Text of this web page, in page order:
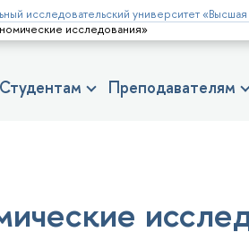
исследовательский университет
исследования»
Студентам Преподавателям